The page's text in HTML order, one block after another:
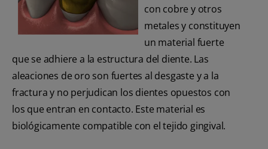
con cobre y otros
metales y constituyen
un material fuerte
que se adhiere a la estructura del diente. Las
aleaciones de oro son fuertes al desgaste y a la
fractura y no perjudican los dientes opuestos con
los que entran en contacto. Este material es
biológicamente compatible con el tejido gingival.